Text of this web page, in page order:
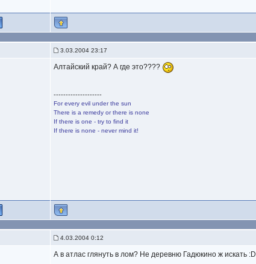
3.03.2004 23:17
Алтайский край? А где это????
--------------------
For every evil under the sun
There is a remedy or there is none
If there is one - try to find it
If there is none - never mind it!
4.03.2004 0:12
А в атлас глянуть в лом? Не деревню Гадюкино ж искать :D